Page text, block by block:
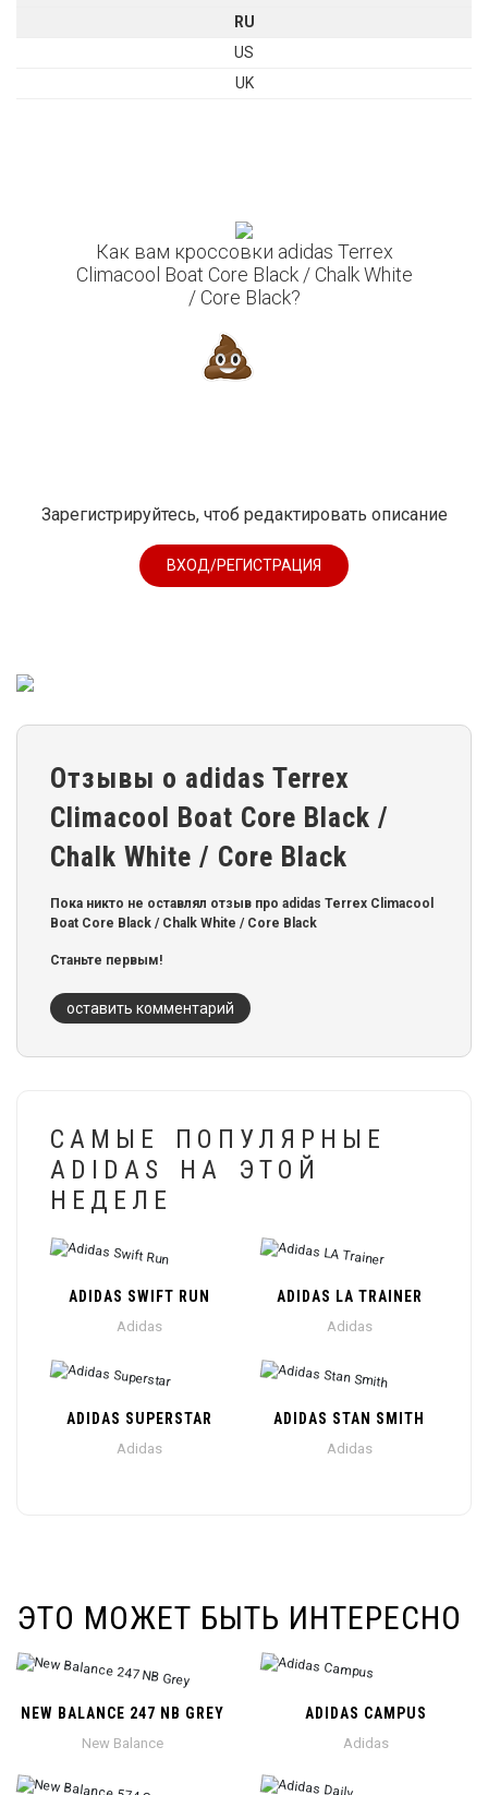
RU
US
UK
Как вам кроссовки adidas Terrex
Climacool Boat Core Black / Chalk White
/ Core Black?
Зарегистрируйтесь, чтоб редактировать описание
ВХОД/РЕГИСТРАЦИЯ
Отзывы о adidas Terrex
Climacool Boat Core Black /
Chalk White / Core Black
Пока никто не оставлял отзыв про adidas Terrex Climacool
Boat Core Black / Chalk White / Core Black
Станьте первым!
оставить комментарий
САМЫЕ ПОПУЛЯРНЫЕ
ADIDAS НА ЭТОЙ
НЕДЕЛЕ
ADIDAS SWIFT RUN
Adidas
ADIDAS LA TRAINER
Adidas
ADIDAS SUPERSTAR
Adidas
ADIDAS STAN SMITH
Adidas
ЭТО МОЖЕТ БЫТЬ ИНТЕРЕСНО
NEW BALANCE 247 NB GREY
New Balance
ADIDAS CAMPUS
Adidas